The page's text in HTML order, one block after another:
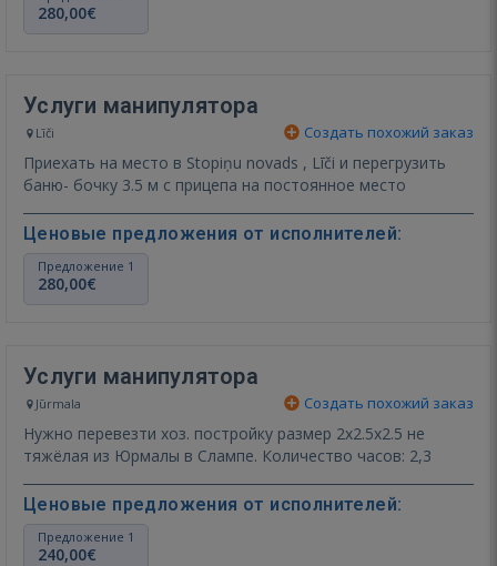
280,00€
Услуги манипулятора
Līči Создать похожий заказ
Приехать на место в Stopiņu novads , Līči и перегрузить
баню- бочку 3.5 м с прицепа на постоянное место
Ценовые предложения от исполнителей:
Предложение 1
280,00€
Услуги манипулятора
Jūrmala Создать похожий заказ
Нужно перевезти хоз. постройку размер 2х2.5х2.5 не
тяжёлая из Юрмалы в Слампе. Количество часов: 2,3
Ценовые предложения от исполнителей:
Предложение 1
240,00€